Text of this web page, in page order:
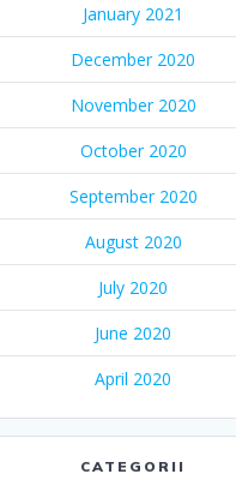
January 2021
December 2020
November 2020
October 2020
September 2020
August 2020
July 2020
June 2020
April 2020
CATEGORII